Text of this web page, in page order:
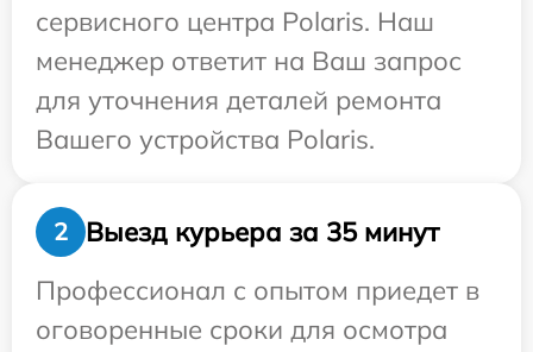
сервисного центра Polaris. Наш
менеджер ответит на Ваш запрос
для уточнения деталей ремонта
Вашего устройства Polaris.
2
Выезд курьера за 35 минут
Профессионал с опытом приедет в
оговоренные сроки для осмотра